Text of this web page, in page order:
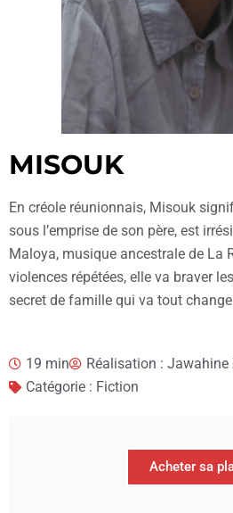
MISOUK
En créole réunionnais, Misouk
sous l’emprise de son père, est
Maloya, musique ancestrale de La
violences répétées, elle va braver
secret de famille qui va tout
19 min
Réalisation : Jawahine
Catégorie : Fiction
Acheter sa